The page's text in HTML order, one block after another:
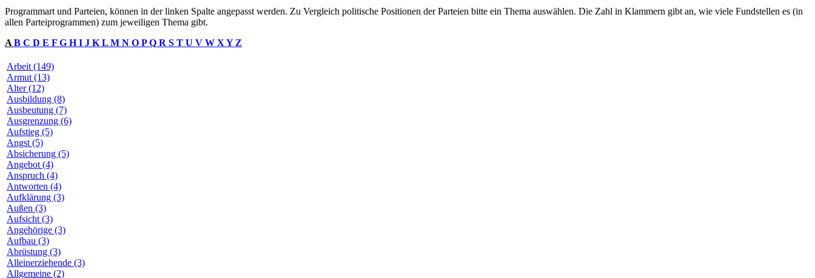
Programmart und Parteien, können in der linken Spalte angepasst werden. Zu Vergleich politische Positionen der Parteien bitte ein Thema auswählen. Die Zahl in Klammern gibt an, wie viele Fundstellen es (in
allen Parteiprogrammen) zum jeweiligen Thema gibt.
A B C D E F G HI J K L M N O PQ R S T U V W X YZ
Arbeit (149)
Armut (13)
Alter (12)
Ausbildung (8)
Ausbeutung (7)
Ausgrenzung (6)
Aufstieg (5)
Angst (5)
Absicherung (5)
Angebot (4)
Anspruch (4)
Antworten (4)
Aufklärung (3)
Außen (3)
Aufsicht (3)
Angehörige (3)
Aufbau (3)
Abrüstung (3)
Alleinerziehende (3)
Allgemeine (2)